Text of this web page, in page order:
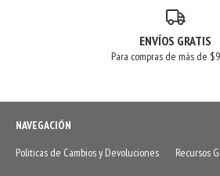
ENVÍOS GRATIS
Para compras de más de
NAVEGACIÓN
Politicas de Cambios y Devoluciones
Recursos